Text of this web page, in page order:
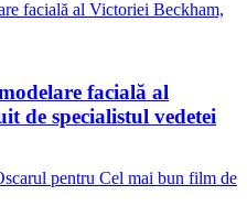
facială al
de specialistul vedetei